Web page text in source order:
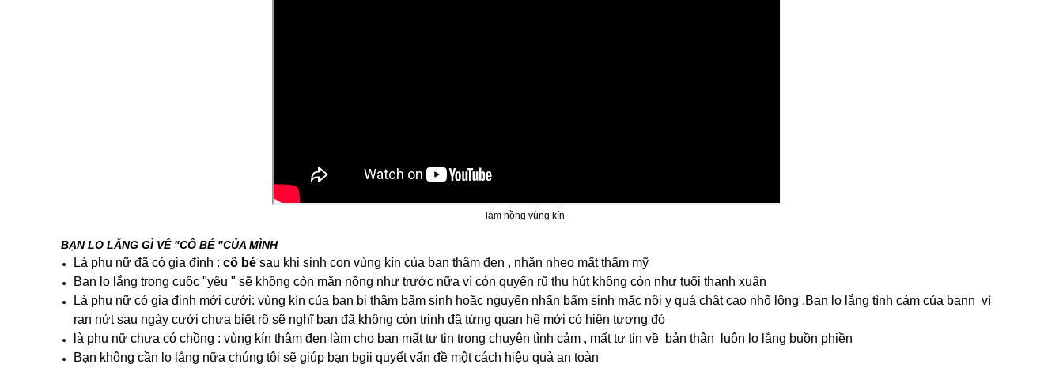
làm hồng vùng kín
BẠN LO LẮNG GÌ VỀ "CÔ BÉ "CỦA MÌNH
Là phụ nữ đã có gia đình : cô bé sau khi sinh con vùng kín của bạn thâm đen , nhăn nheo mất thẩm mỹ
Bạn lo lắng trong cuộc "yêu " sẽ không còn mặn nồng như trước nữa vì còn quyến rũ thu hút không còn như tuổi thanh xuân
Là phụ nữ có gia đinh mới cưới: vùng kín của bạn bị thâm bẩm sinh hoặc nguyển nhấn bẩm sinh mặc nội y quá chật cạo nhổ lông .Bạn lo lắng tình cảm của bann vì
rạn nứt sau ngày cưới chưa biết rõ sẽ nghĩ bạn đã không còn trinh đã từng quan hệ mới có hiện tượng đó
là phụ nữ chưa có chồng : vùng kín thâm đen làm cho bạn mất tự tin trong chuyện tình cảm , mất tự tin về bản thân luôn lo lắng buồn phiền
Bạn không cần lo lắng nữa chúng tôi sẽ giúp bạn bgii quyết vấn đề một cách hiệu quả an toàn